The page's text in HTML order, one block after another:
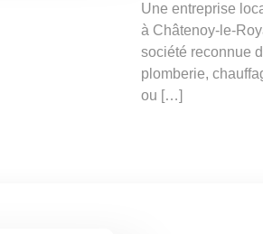
Une entreprise
à Châtenoy-le-
société reconnue
plomberie,
ou […]